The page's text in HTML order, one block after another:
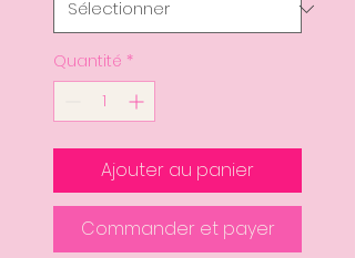
Quantité *
Ajouter au panier
Commander et payer